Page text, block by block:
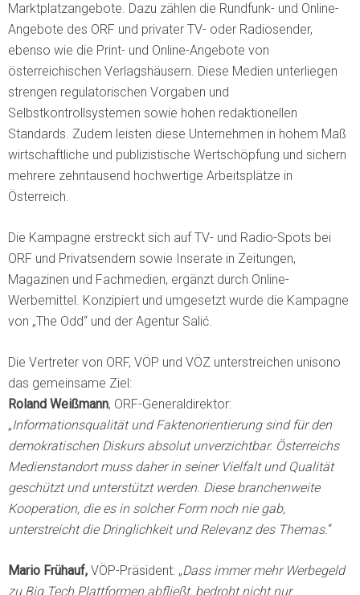
Marktplatzangebote. Dazu zählen die Rundfunk- und Online-
Angebote des ORF und privater TV- oder Radiosender,
ebenso wie die Print- und Online-Angebote von
österreichischen Verlagshäusern. Diese Medien unterliegen
strengen regulatorischen Vorga­ben und
Selbstkontrollsystemen sowie hohen redaktionellen
Standards. Zudem leisten diese Unternehmen in hohem Maß
wirtschaftliche und publizistische Wertschöpfung und sichern
mehrere zehntausend hochwertige Arbeitsplätze in
Österreich.
Die Kampagne erstreckt sich auf TV- und Radio-Spots bei
ORF und Privatsendern sowie Inse­rate in Zeitungen,
Magazinen und Fachmedien, ergänzt durch Online-
Werbemittel. Konzipiert und umgesetzt wurde die Kampagne
von „The Odd“ und der Agentur Salić.
Die Vertreter von ORF, VÖP und VÖZ unterstreichen unisono
das gemeinsame Ziel:
Roland Weißmann, ORF-Generaldirektor:
„Informationsqualität und Faktenorientierung sind für den
demokratischen Diskurs absolut unverzichtbar. Österreichs
Medienstandort muss daher in seiner Vielfalt und Qualität
geschützt und unterstützt werden. Diese branchenweite
Kooperation, die es in solcher Form noch nie gab,
unterstreicht die Dringlichkeit und Relevanz des Themas.“
Mario Frühauf, VÖP-Präsident: „Dass immer mehr Werbegeld
zu Big Tech Plattformen abfließt, bedroht nicht nur